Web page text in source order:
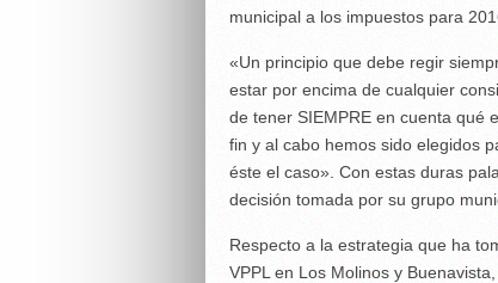
municipal a los impuestos para
«Un principio que debe regir
estar por encima de cualquier
de tener SIEMPRE en cuenta qué
fin y al cabo hemos sido elegidos
éste el caso». Con estas duras
decisión tomada por su grupo
Respecto a la estrategia que ha
VPPL en Los Molinos y